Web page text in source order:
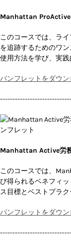
Manhattan ProActive
このコースでは、ラ
を追跡するためのワ
使用方法を学び、実践
パンフレットをダウン
Manhattan Active労
このコースでは、
び得られるベネフィ
ス目標とベストプラク
パンフレットをダウン